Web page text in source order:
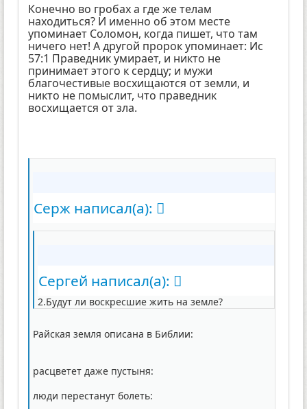
Конечно во гробах а где же телам
находиться? И именно об этом месте
упоминает Соломон, когда пишет, что там
ничего нет! А другой пророк упоминает: Ис
57:1 Праведник умирает, и никто не
принимает этого к сердцу; и мужи
благочестивые восхищаются от земли, и
никто не помыслит, что праведник
восхищается от зла.
Серж написал(а):
Сергей написал(а):
2.Будут ли воскресшие жить на земле?
Райская земля описана в Библии:
расцветет даже пустыня:
люди перестанут болеть: